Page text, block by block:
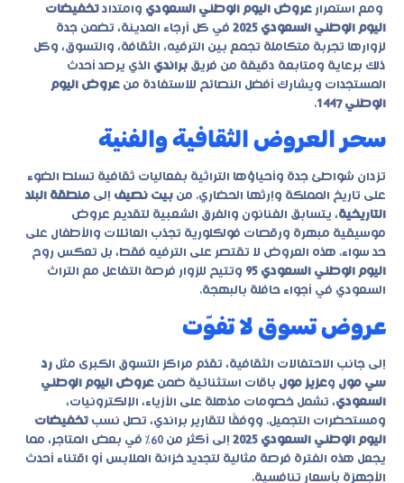
ومع استمرار عروض اليوم الوطني السعودي وامتداد تخفيضات
اليوم الوطني السعودي 2025
في كل أرجاء المدينة، تضمن جدة
لزوارها تجربة متكاملة تجمع بين الترفيه، الثقافة، والتسوق، وكل
ذلك برعاية ومتابعة دقيقة من فريق براندي الذي يرصد أحدث
المستجدات ويشارك أفضل النصائح للاستفادة من عروض اليوم
الوطني 1447
.
سحر العروض الثقافية والفنية
تزدان شواطئ جدة وأحياؤها التراثية بفعاليات ثقافية تسلط الضوء
على تاريخ المملكة وإرثها الحضاري. من بيت نصيف إلى منطقة البلد
التاريخية، يتسابق الفنانون والفرق الشعبية لتقديم عروض
موسيقية مبهرة ورقصات فولكلورية تجذب العائلات والأطفال على
حد سواء. هذه العروض لا تقتصر على الترفيه فقط، بل تعكس روح
اليوم الوطني السعودي 95
وتتيح للزوار فرصة التفاعل مع التراث
السعودي في أجواء حافلة بالبهجة.
عروض تسوق لا تفوّت
إلى جانب الاحتفالات الثقافية، تقدّم مراكز التسوق الكبرى مثل رد
سي مول وعزيز مول باقات استثنائية ضمن عروض اليوم الوطني
السعودي، تشمل خصومات مذهلة على الأزياء، الإلكترونيات،
ومستحضرات التجميل. ووفقًا لتقارير براندي، تصل نسب تخفيضات
اليوم الوطني السعودي 2025
إلى أكثر من 60% في بعض المتاجر، مما
يجعل هذه الفترة فرصة مثالية لتجديد خزانة الملابس أو اقتناء أحدث
الأجهزة بأسعار تنافسية.